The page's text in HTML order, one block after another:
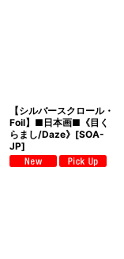
【シルバースクロール・
Foil】■日本画■《目く
らまし/Daze》[SOA-
JP]